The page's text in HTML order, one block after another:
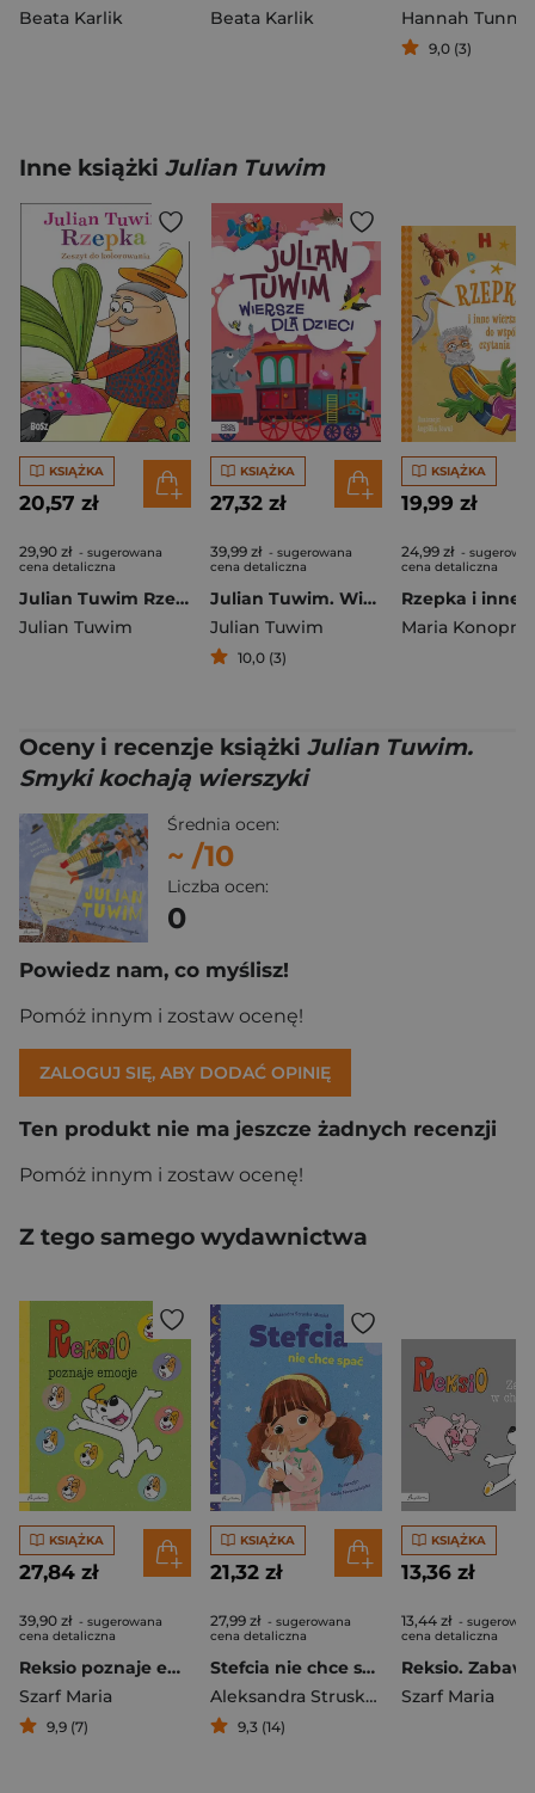
Beata Karlik Beata Karlik Hannah
9,0 (3)
Inne książki Julian Tuwim
KSIĄŻKA
20,57 zł
29,90 zł - sugerowana
cena detaliczna
Julian Tuwim Rzepka. Zeszyt do kolorowania
Julian Tuwim
KSIĄŻKA
27,32 zł
39,99 zł - sugerowana
cena detaliczna
Julian Tuwim. Wiersze dla dzieci
Julian Tuwim
10,0 (3)
KSIĄŻKA
19,99 zł
24,99 zł -
cena detaliczna
Maria
Oceny i recenzje książki Julian Tuwim.
Smyki kochają wierszyki
Średnia ocen:
~ /10
Liczba ocen:
0
Powiedz nam, co myślisz!
Pomóż innym i zostaw ocenę!
ZALOGUJ SIĘ, ABY DODAĆ OPINIĘ
Ten produkt nie ma jeszcze żadnych recenzji
Pomóż innym i zostaw ocenę!
Z tego samego wydawnictwa
KSIĄŻKA
27,84 zł
39,90 zł - sugerowana
cena detaliczna
Reksio poznaje emocje
Szarf Maria
9,9 (7)
KSIĄŻKA
21,32 zł
27,99 zł - sugerowana
cena detaliczna
Stefcia nie chce spać
Aleksandra Struska-Musiał
9,3 (14)
KSIĄŻKA
13,36 zł
13,44 zł -
cena detaliczna
Szarf Maria